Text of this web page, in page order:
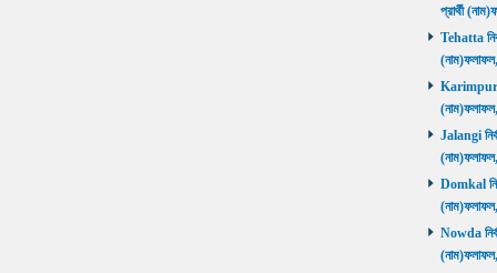
প্রার্থী
Tehatta
Karimpur
Jalangi
Domkal
Nowda